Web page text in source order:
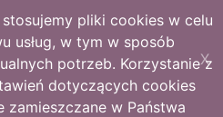
pliki cookies w celu
usług, w tym w sposób
potrzeb. Korzystanie z
dotyczących cookies
zamieszczane w Państwa
X